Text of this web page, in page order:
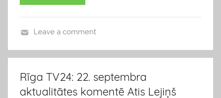
l
g
s
Leave a comment
Rīga TV24: 22. septembra
aktualitātes komentē Atis Lejiņš